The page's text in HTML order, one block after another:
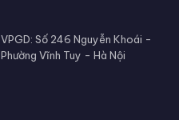
VPGD: Số 246 Nguyễn Khoái -
Phường Vĩnh Tuy - Hà Nội